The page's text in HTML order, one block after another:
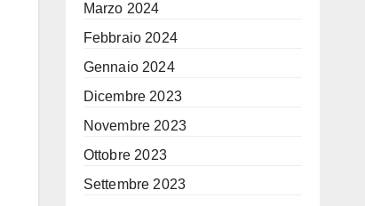
Marzo 2024
Febbraio 2024
Gennaio 2024
Dicembre 2023
Novembre 2023
Ottobre 2023
Settembre 2023